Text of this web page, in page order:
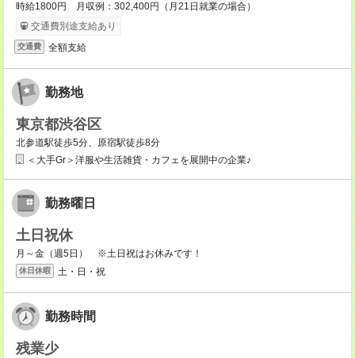
時給1800円 月収例：302,400円（月21日就業の場合）
交通費別途支給あり
交通費 全額支給
勤務地
東京都渋谷区
北参道駅徒歩5分、原宿駅徒歩8分
＜大手Gr＞洋服や生活雑貨・カフェを展開中の企業♪
勤務曜日
土日祝休
月～金（週5日） ※土日祝はお休みです！
休日休暇 土・日・祝
勤務時間
残業少